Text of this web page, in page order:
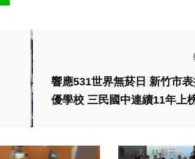
響應531世界無菸日 新竹市
優學校 三民國中連續11年上
社會
警察節致敬
林獻元